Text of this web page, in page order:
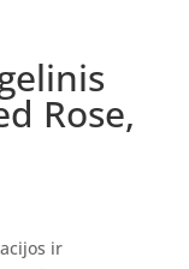
Rose,
ir